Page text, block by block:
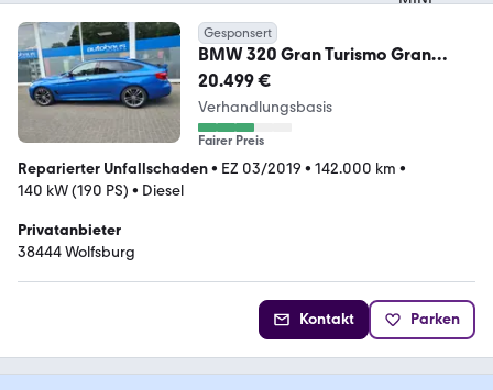
Gesponsert
BMW 320 Gran Turismo Gran
20.499 €
Verhandlungsbasis
Fairer Preis
Reparierter Unfallschaden• EZ 03/2019 • 142.000 km •
140 kW (190 PS) • Diesel
Privatanbieter
38444 Wolfsburg
Kontakt Parken